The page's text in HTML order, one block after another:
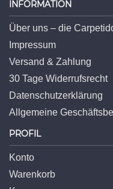
INFORMATION
Über uns – die
Impressum
Versand & Zahlung
30 Tage Widerrufsrecht
Datenschutzerklärung
Allgemeine
PROFIL
Konto
Warenkorb